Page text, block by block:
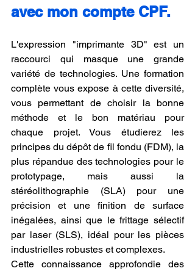
avec mon compte CPF.
L'expression "imprimante 3D" est un
raccourci qui masque une grande
variété de technologies. Une formation
complète vous expose à cette diversité,
vous permettant de choisir la bonne
méthode et le bon matériau pour
chaque projet. Vous étudierez les
principes du dépôt de fil fondu (FDM), la
plus répandue des technologies pour le
prototypage, mais aussi la
stéréolithographie (SLA) pour une
précision et une finition de surface
inégalées, ainsi que le frittage sélectif
par laser (SLS), idéal pour les pièces
industrielles robustes et complexes.
Cette connaissance approfondie des